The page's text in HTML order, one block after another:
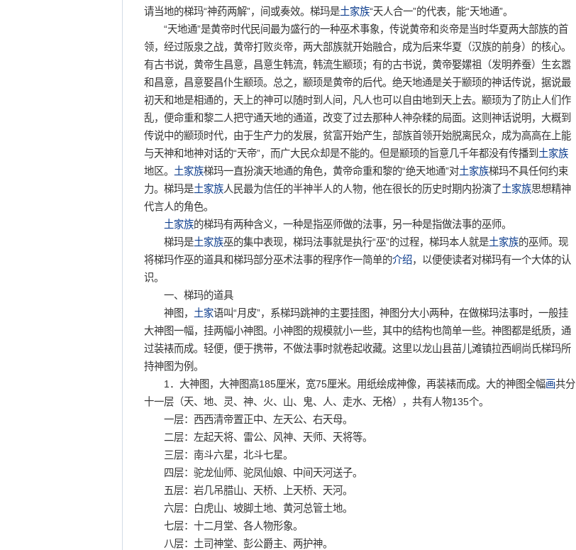
请当地的梯玛“神药两解”，间或奏效。梯玛是土家族“天人合一”的代表，能“天地通”。
“天地通”是黄帝时代民间最为盛行的一种巫术事象，传说黄帝和炎帝是当时华夏两大部族的首
领，经过阪泉之战，黄帝打败炎帝，两大部族就开始融合，成为后来华夏（汉族的前身）的核心。
有古书说，黄帝生昌意，昌意生韩流，韩流生颛顼；有的古书说，黄帝娶嫘祖（发明养蚕）生玄嚣
和昌意，昌意娶昌仆生颛顼。总之，颛顼是黄帝的后代。绝天地通是关于颛顼的神话传说，据说最
初天和地是相通的，天上的神可以随时到人间，凡人也可以自由地到天上去。颛顼为了防止人们作
乱，便命重和黎二人把守通天地的通道，改变了过去那种人神杂糅的局面。这则神话说明，大概到
传说中的颛顼时代，由于生产力的发展，贫富开始产生，部族首领开始脱离民众，成为高高在上能
与天神和地神对话的“天帝”，而广大民众却是不能的。但是颛顼的旨意几千年都没有传播到 土家族
地区。 土家族梯玛一直扮演天地通的角色，黄帝命重和黎的“绝天地通”对土家族梯玛不具任何约束
力。梯玛是土家族人民最为信任的半神半人的人物，他在很长的历史时期内扮演了土家族思想精神
代言人的角色。
土家族的梯玛有两种含义，一种是指巫师做的法事，另一种是指做法事的巫师。
梯玛是土家族巫的集中表现，梯玛法事就是执行“巫”的过程，梯玛本人就是土家族的巫师。现
将梯玛作巫的道具和梯玛部分巫术法事的程序作一简单的介绍，以便使读者对梯玛有一个大体的认
识。
一、梯玛的道具
神图， 土家语叫“月皮”，系梯玛跳神的主要挂图，神图分大小两种，在做梯玛法事时，一般挂
大神图一幅，挂两幅小神图。小神图的规模就小一些，其中的结构也简单一些。神图都是纸质，通
过装裱而成。轻便，便于携带，不做法事时就卷起收藏。这里以龙山县苗儿滩镇拉西峒尚氏梯玛所
持神图为例。
1．大神图，大神图高185厘米，宽75厘米。用纸绘成神像，再装裱而成。大的神图全幅画共分
十一层（天、地、灵、神、火、山、鬼、人、走水、无格），共有人物135个。
一层：西西清帝置正中、左天公、右天母。
二层：左起天将、雷公、风神、天师、天将等。
三层：南斗六星，北斗七星。
四层：驼龙仙师、驼凤仙娘、中间天河送子。
五层：岩几吊腊山、天桥、上天桥、天河。
六层：白虎山、坡脚土地、黄河总管土地。
七层：十二月堂、各人物形象。
八层：土司神堂、彭公爵主、两护神。